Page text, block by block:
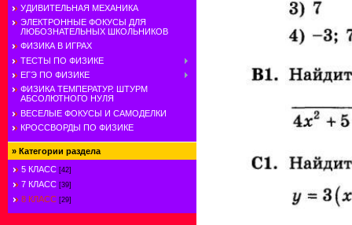
УДИВИТЕЛЬНАЯ МЕХАНИКА
ЭЛЕКТРОННЫЕ ФОКУСЫ ДЛЯ
ЛЮБОЗНАТЕЛЬНЫХ ШКОЛЬНИКОВ
ФИЗИКА В ИГРАХ
ТЕСТЫ ПО ФИЗИКЕ
ЕГЭ ПО ФИЗИКЕ
ФИЗИКА ТЕМПЕРАТУР. ШТУРМ
АБСОЛЮТНОГО НУЛЯ
ВЕСЕЛЫЕ ФОКУСЫ И САМОДЕЛКИ
КРОССВОРДЫ ПО ФИЗИКЕ
» Категории раздела
5 КЛАСС [42]
7 КЛАСС [39]
8 КЛАСС [29]